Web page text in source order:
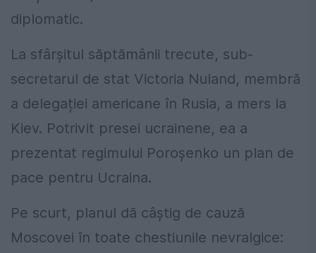
diplomatic.
La sfârșitul săptămânii trecute, sub-
secretarul de stat Victoria Nuland, membră
a delegației americane în Rusia, a mers la
Kiev. Potrivit presei ucrainene, ea a
prezentat regimului Poroșenko un plan de
pace pentru Ucraina.
Pe scurt, planul dă câștig de cauză
Moscovei în toate chestiunile nevralgice: